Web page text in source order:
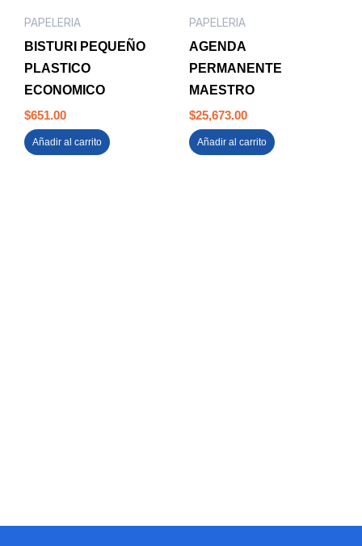
PAPELERIA
BISTURI PEQUEÑO
PLASTICO
ECONOMICO
$651.00
Añadir al carrito
PAPELERIA
AGENDA
PERMANENTE
MAESTRO
$25,673.00
Añadir al carrito